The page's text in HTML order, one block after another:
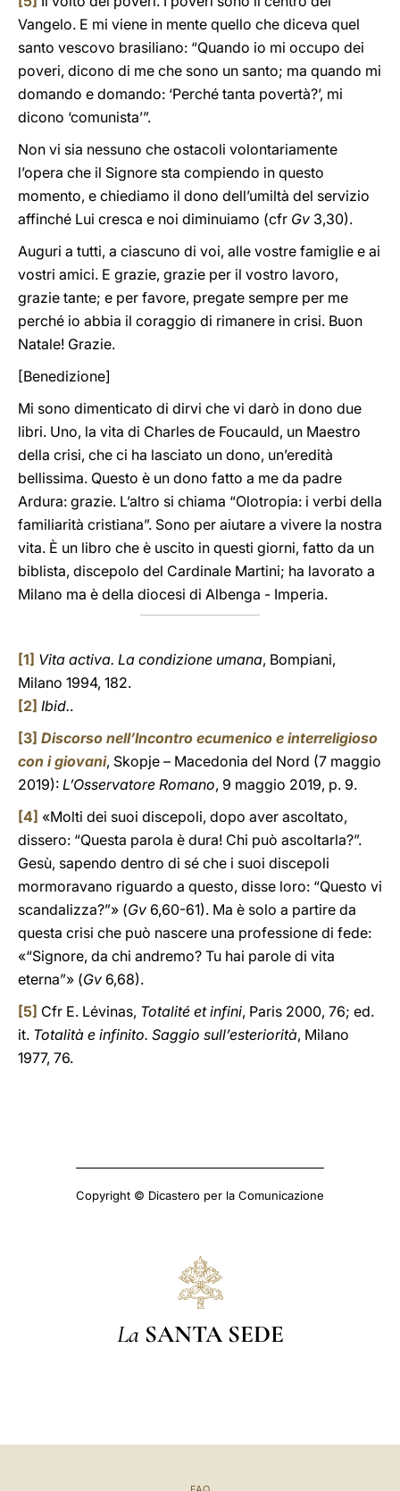
Vangelo. E mi viene in mente quello che diceva quel
santo vescovo brasiliano: “Quando io mi occupo dei
poveri, dicono di me che sono un santo; ma quando mi
domando e domando: ‘Perché tanta povertà?’, mi
dicono ‘comunista’”.
Non vi sia nessuno che ostacoli volontariamente
l’opera che il Signore sta compiendo in questo
momento, e chiediamo il dono dell’umiltà del servizio
affinché Lui cresca e noi diminuiamo (cfr Gv 3,30).
Auguri a tutti, a ciascuno di voi, alle vostre famiglie e ai
vostri amici. E grazie, grazie per il vostro lavoro,
grazie tante; e per favore, pregate sempre per me
perché io abbia il coraggio di rimanere in crisi. Buon
Natale! Grazie.
[Benedizione]
Mi sono dimenticato di dirvi che vi darò in dono due
libri. Uno, la vita di Charles de Foucauld, un Maestro
della crisi, che ci ha lasciato un dono, un’eredità
bellissima. Questo è un dono fatto a me da padre
Ardura: grazie. L’altro si chiama “Olotropia: i verbi della
familiarità cristiana”. Sono per aiutare a vivere la nostra
vita. È un libro che è uscito in questi giorni, fatto da un
biblista, discepolo del Cardinale Martini; ha lavorato a
Milano ma è della diocesi di Albenga - Imperia.
[1] Vita activa. La condizione umana, Bompiani,
Milano 1994, 182.
[2] Ibid..
[3] Discorso nell’Incontro ecumenico e interreligioso
con i giovani, Skopje – Macedonia del Nord (7 maggio
2019): L’Osservatore Romano, 9 maggio 2019, p. 9.
[4] «Molti dei suoi discepoli, dopo aver ascoltato,
dissero: “Questa parola è dura! Chi può ascoltarla?”.
Gesù, sapendo dentro di sé che i suoi discepoli
mormoravano riguardo a questo, disse loro: “Questo vi
scandalizza?”» (Gv 6,60-61). Ma è solo a partire da
questa crisi che può nascere una professione di fede:
«“Signore, da chi andremo? Tu hai parole di vita
eterna”» (Gv 6,68).
[5] Cfr E. Lévinas, Totalité et infini, Paris 2000, 76; ed.
it. Totalità e infinito. Saggio sull’esteriorità, Milano
1977, 76.
Copyright © Dicastero per la Comunicazione
La SANTA SEDE